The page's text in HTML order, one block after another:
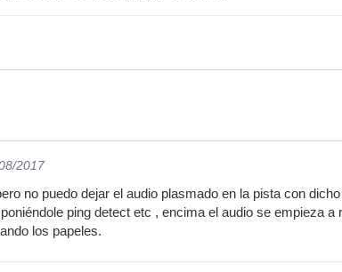
2017
no puedo dejar el audio plasmado en la pista con
ping detect etc , encima el audio se empieza
los papeles.